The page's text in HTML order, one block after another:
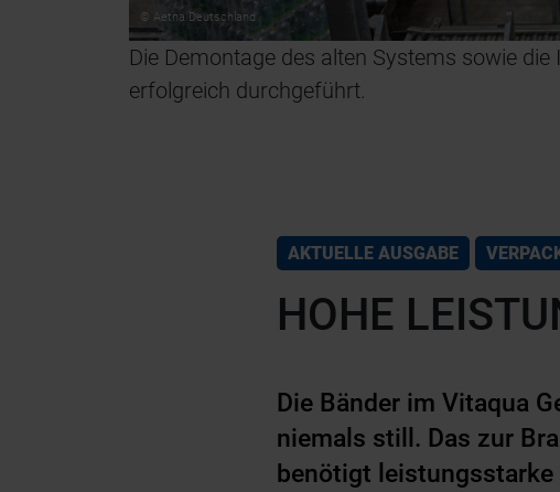
© Aetna Deutschland
Die Demontage des alten Systems sowie
erfolgreich durchgeführt.
AKTUELLE AUSGABE
HOHE
Die Bänder im Vitaqua
niemals still. Das zur
benötigt leistungsstarke